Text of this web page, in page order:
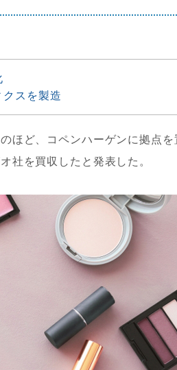
スを製造
ほど、コペンハーゲンに拠点
社を買収したと発表した。